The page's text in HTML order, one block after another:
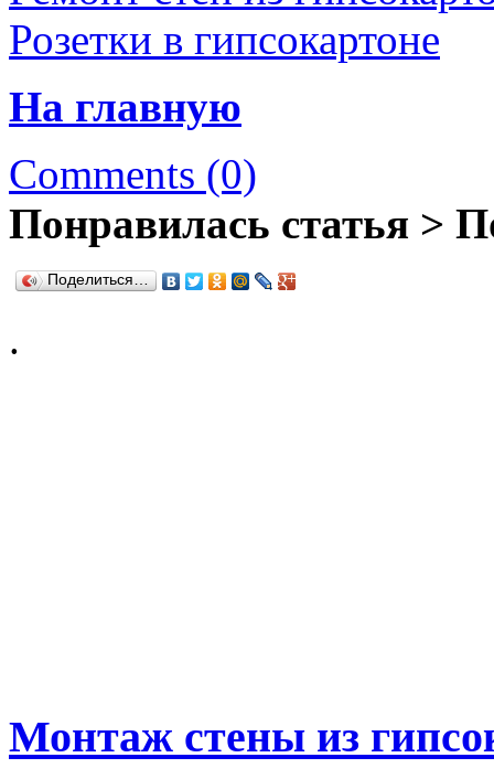
Розетки в гипсокартоне
На главную
Comments (0)
Понравилась статья >
Поделиться…
.
Монтаж стены из